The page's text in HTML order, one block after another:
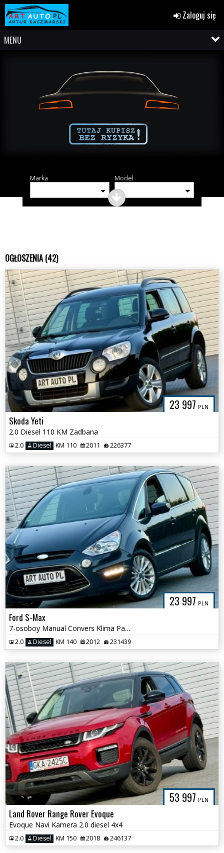
Zaloguj się
MENU
Marka Model
OGŁOSZENIA (42)
23 997 PLN
Skoda Yeti
2.0 Diesel 110 KM Zadbana
2.0 Diesel KM 110 2011 226377
23 997 PLN
Ford S-Max
7-osoboy Manual Convers Klima Panorama
2.0 Diesel KM 140 2012 231439
53 997 PLN
Land Rover Range Rover Evoque
Evoque Navi Kamera 2.0 diesel 4x4
2.0 Diesel KM 150 2018 246137